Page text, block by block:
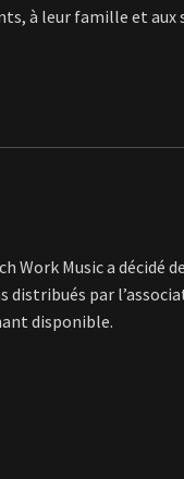
à leur famille et
Work Music a
par
disponible.